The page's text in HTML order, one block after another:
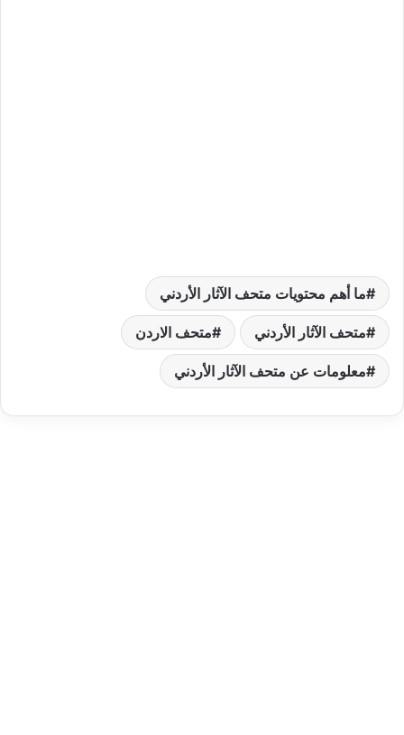
ما أهم محتويات متحف الآثار الأردني
متحف الآثار الأردني متحف الاردن
معلومات عن متحف الآثار الأردني